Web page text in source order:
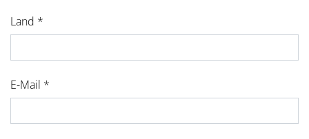
Land *
E-Mail *